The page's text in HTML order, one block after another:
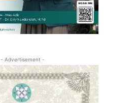
- Advertisement -